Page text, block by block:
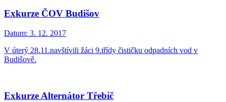
Exkurze ČOV Budišov
Datum: 3. 12. 2017
V úterý 28.11.navštívili žáci 9.třídy čističku odpadních vod v
Budišově.
Exkurze Alternátor Třebíč